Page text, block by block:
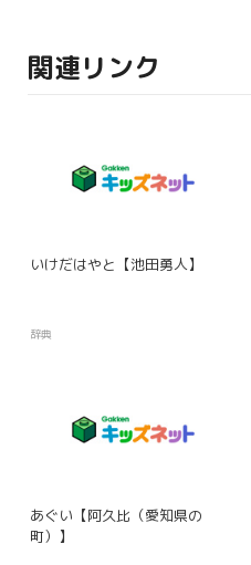
関連リンク
いけだはやと【池田勇人】
辞典
あぐい【阿久比（愛知県の
町）】